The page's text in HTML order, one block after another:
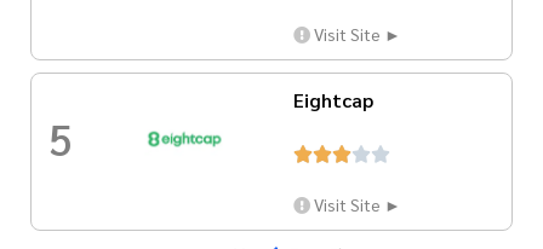
Visit Site ►
5
Eightcap

Visit Site ►